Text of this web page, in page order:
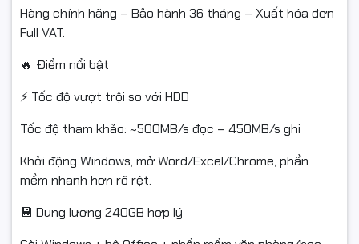
Hàng chính hãng – Bảo hành 36 tháng – Xuất hóa đơn
Full VAT.
🔥 Điểm nổi bật
⚡ Tốc độ vượt trội so với HDD
Tốc độ tham khảo: ~500MB/s đọc – 450MB/s ghi
Khởi động Windows, mở Word/Excel/Chrome, phần
mềm nhanh hơn rõ rệt.
💾 Dung lượng 240GB hợp lý